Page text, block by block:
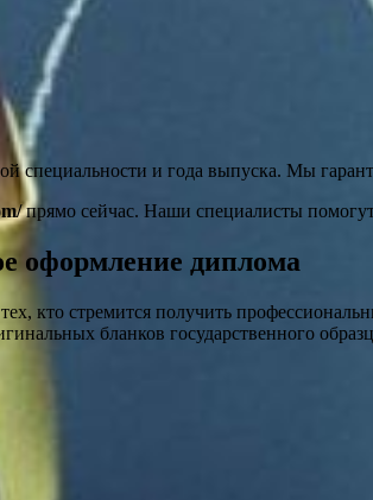
специальности и года выпуска. Мы
прямо сейчас. Наши специалисты
оформление диплома
кто стремится получить
бланков государственного